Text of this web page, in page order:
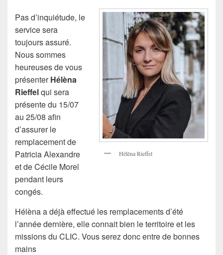
Hélèna Rieffel
Pas d’inquiétude, le
service sera
toujours assuré.
Nous sommes
heureuses de vous
présenterHélèna
Rieffelqui sera
présente du 15/07
au 25/08 afin
d’assurer le
remplacement de
Patricia Alexandre
et de Cécile Morel
pendant leurs
congés.
Hélèna a déjà effectué les remplacements d’été
l’année dernière, elle connait bien le territoire et les
missions du CLIC. Vous serez donc entre de bonnes
mains